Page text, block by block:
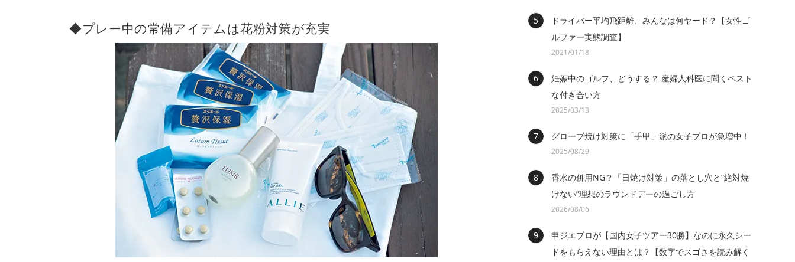
◆プレー中の常備アイテムは花粉対策が充実
ドライバー平均飛距離、みんなは何ヤード？【女性ゴ
ルファー実態調査】
2021/01/18
妊娠中のゴルフ、どうする？ 産婦人科医に聞くベスト
な付き合い方
2025/03/13
グローブ焼け対策に「手甲」派の女子プロが急増中！
2025/08/29
香水の併用NG？「日焼け対策」の落とし穴と“絶対焼
けない”理想のラウンドデーの過ごし方
2026/08/06
申ジエプロが【国内女子ツアー30勝】なのに永久シー
ドをもらえない理由とは？【数字でスゴさを読み解く